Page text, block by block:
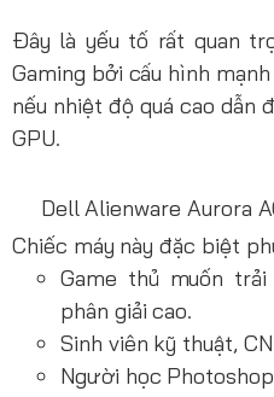
Đây là yếu tố rất quan
Gaming bởi cấu hình
nếu nhiệt độ quá cao dẫn
GPU.
Dell Alienware Aurora
Chiếc máy này đặc biệt
Game thủ muốn
phân giải cao.
Sinh viên kỹ thuật,
Người học